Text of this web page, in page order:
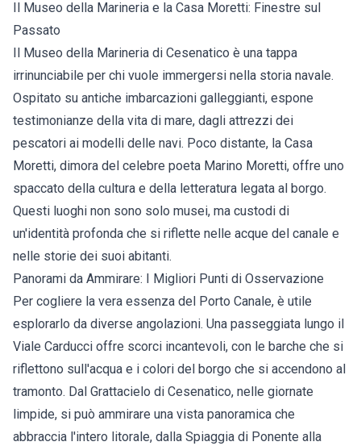
Il Museo della Marineria e la Casa Moretti: Finestre sul
Passato
Il Museo della Marineria di Cesenatico è una tappa
irrinunciabile per chi vuole immergersi nella storia navale.
Ospitato su antiche imbarcazioni galleggianti, espone
testimonianze della vita di mare, dagli attrezzi dei
pescatori ai modelli delle navi. Poco distante, la Casa
Moretti, dimora del celebre poeta Marino Moretti, offre uno
spaccato della cultura e della letteratura legata al borgo.
Questi luoghi non sono solo musei, ma custodi di
un'identità profonda che si riflette nelle acque del canale e
nelle storie dei suoi abitanti.
Panorami da Ammirare: I Migliori Punti di Osservazione
Per cogliere la vera essenza del Porto Canale, è utile
esplorarlo da diverse angolazioni. Una passeggiata lungo il
Viale Carducci offre scorci incantevoli, con le barche che si
riflettono sull'acqua e i colori del borgo che si accendono al
tramonto. Dal Grattacielo di Cesenatico, nelle giornate
limpide, si può ammirare una vista panoramica che
abbraccia l'intero litorale, dalla Spiaggia di Ponente alla